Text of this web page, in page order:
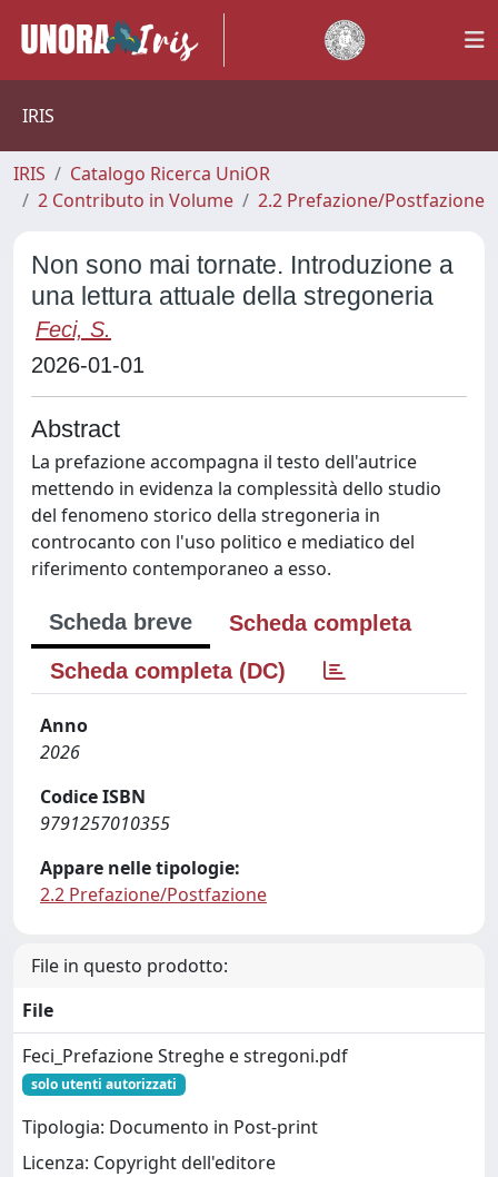
IRIS
IRIS
Catalogo Ricerca UniOR
2 Contributo in Volume
2.2 Prefazione/Postfazione
Non sono mai tornate. Introduzione a
una lettura attuale della stregoneria
Feci, S.
2026-01-01
Abstract
La prefazione accompagna il testo dell'autrice
mettendo in evidenza la complessità dello studio
del fenomeno storico della stregoneria in
controcanto con l'uso politico e mediatico del
riferimento contemporaneo a esso.
Scheda breve
Scheda completa
Scheda completa (DC)
Anno
2026
Codice ISBN
9791257010355
Appare nelle tipologie:
2.2 Prefazione/Postfazione
File in questo prodotto:
File
Feci_Prefazione Streghe e stregoni.pdf
solo utenti autorizzati
Tipologia: Documento in Post-print
Licenza: Copyright dell'editore